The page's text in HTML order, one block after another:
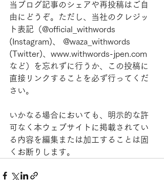
当ブログ記事のシェアや再投稿はご自
由にどうぞ。ただし、当社のクレジッ
ト表記（@official_withwords
(Instagram)、 @waza_withwords
(Twitter)、www.withwords-jpen.com
など）を忘れずに行うか、この投稿に
直接リンクすることを必ず行ってくだ
さい。
いかなる場合においても、明示的な許
可なく本ウェブサイトに掲載されてい
る内容を編集または加工することは固
くお断りします。